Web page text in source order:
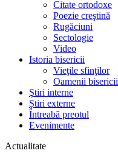
Citate ortodoxe
Poezie creştină
Rugăciuni
Sectologie
Video
Istoria bisericii
Vieţile sfinţilor
Oamenii bisericii
Ştiri interne
Știri externe
Întreabă preotul
Evenimente
Actualitate